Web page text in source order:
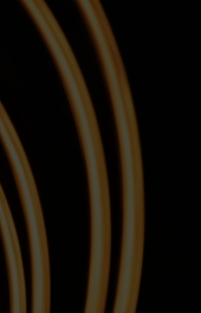
мастеров)